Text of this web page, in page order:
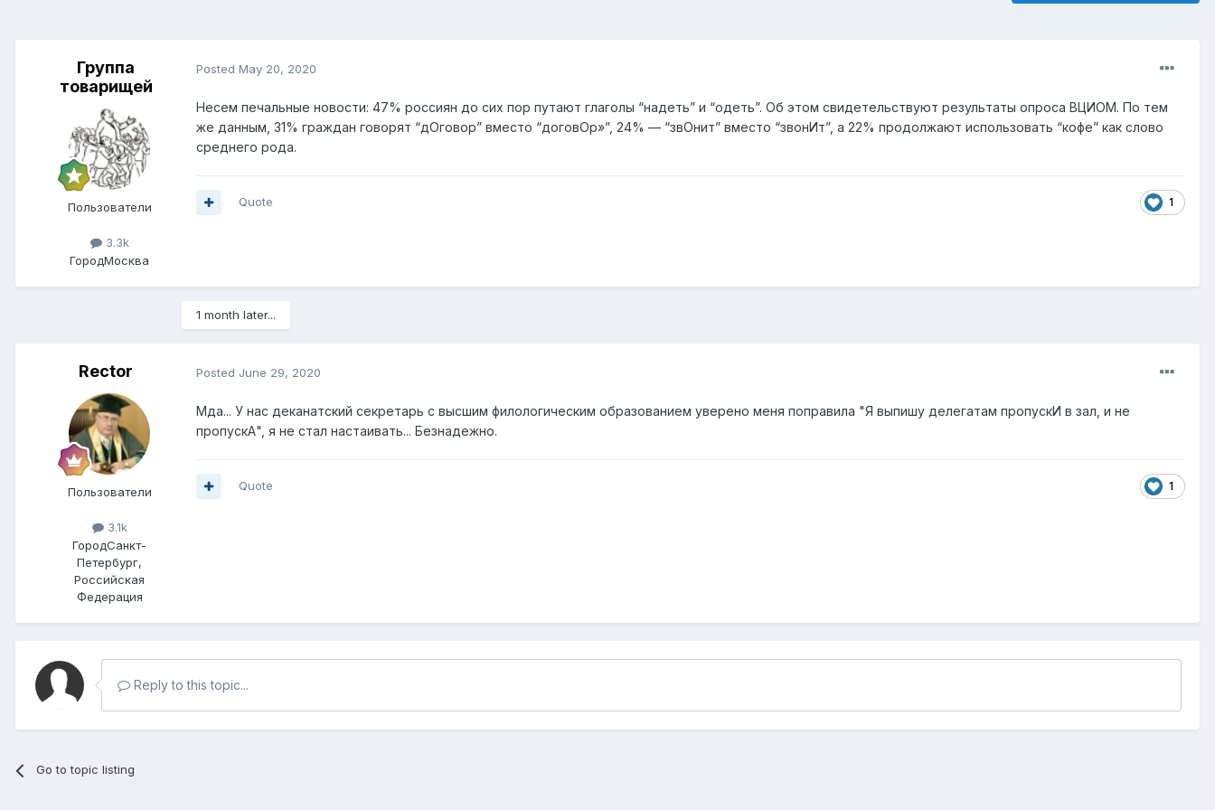
Группа
товарищей
Пользователи
3.3k
ГородМосква
Posted May 20, 2020
Несем печальные новости: 47% россиян до сих пор путают глаголы “надеть” и “одеть”. Об этом свидетельствуют результаты опроса ВЦИОМ. По тем
же данным, 31% граждан говорят “дОговор” вместо “договОр»”, 24% — “звОнит” вместо “звонИт”, а 22% продолжают использовать “кофе” как слово
среднего рода.
1
Quote
1 month later...
Rector
Пользователи
3.1k
ГородСанкт-
Петербург,
Российская
Федерация
Posted June 29, 2020
Мда... У нас деканатский секретарь с высшим филологическим образованием уверено меня поправила "Я выпишу делегатам пропускИ в зал, и не
пропускА", я не стал настаивать... Безнадежно.
1
Quote
Reply to this topic...
Go to topic listing